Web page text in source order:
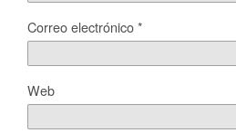
Correo electrónico*
Web